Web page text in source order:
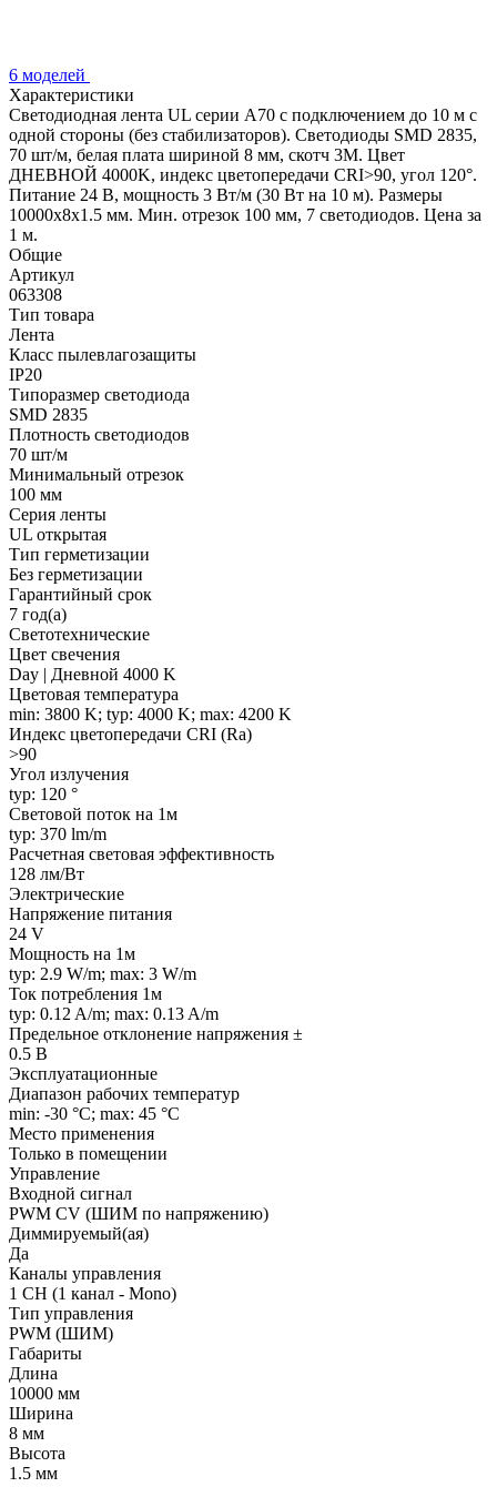
6 моделей
Характеристики
Светодиодная лента UL серии A70 с подключением до 10 м с
одной стороны (без стабилизаторов). Светодиоды SMD 2835,
70 шт/м, белая плата шириной 8 мм, скотч 3M. Цвет
ДНЕВНОЙ 4000K, индекс цветопередачи CRI>90, угол 120°.
Питание 24 В, мощность 3 Вт/м (30 Вт на 10 м). Размеры
10000x8x1.5 мм. Мин. отрезок 100 мм, 7 светодиодов. Цена за
1 м.
Общие
Артикул
063308
Тип товара
Лента
Класс пылевлагозащиты
IP20
Типоразмер светодиода
SMD 2835
Плотность светодиодов
70 шт/м
Минимальный отрезок
100 мм
Серия ленты
UL открытая
Тип герметизации
Без герметизации
Гарантийный срок
7 год(а)
Светотехнические
Цвет свечения
Day | Дневной 4000 K
Цветовая температура
min: 3800 K; typ: 4000 K; max: 4200 K
Индекс цветопередачи CRI (Ra)
>90
Угол излучения
typ: 120 °
Световой поток на 1м
typ: 370 lm/m
Расчетная световая эффективность
128 лм/Вт
Электрические
Напряжение питания
24 V
Мощность на 1м
typ: 2.9 W/m; max: 3 W/m
Ток потребления 1м
typ: 0.12 A/m; max: 0.13 A/m
Предельное отклонение напряжения ±
0.5 В
Эксплуатационные
Диапазон рабочих температур
min: -30 °C; max: 45 °C
Место применения
Только в помещении
Управление
Входной сигнал
PWM СV (ШИМ по напряжению)
Диммируемый(ая)
Да
Каналы управления
1 CH (1 канал - Mono)
Тип управления
PWM (ШИМ)
Габариты
Длина
10000 мм
Ширина
8 мм
Высота
1.5 мм